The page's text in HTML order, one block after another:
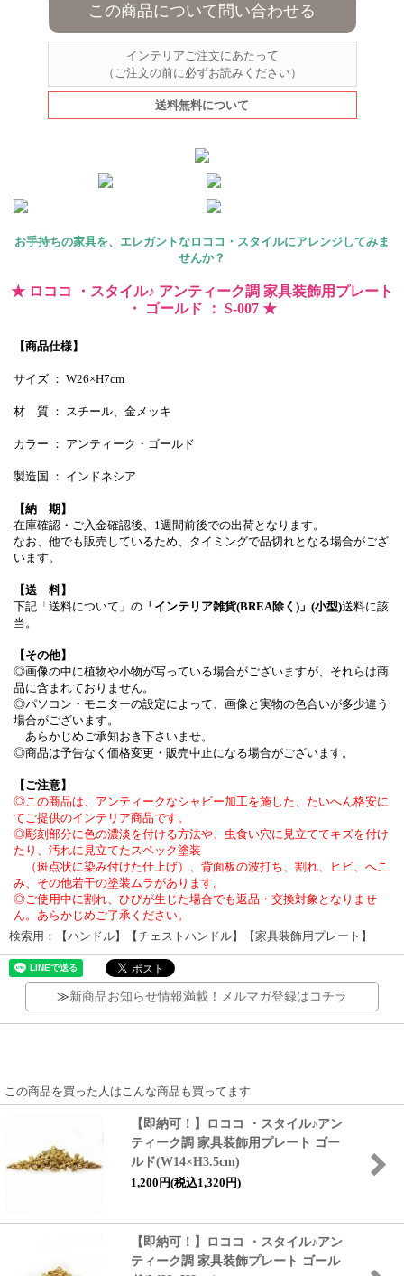
この商品について問い合わせる
インテリアご注文にあたって
（ご注文の前に必ずお読みください）
送料無料について
お手持ちの家具を、エレガントなロココ・スタイルにアレンジしてみま
せんか？
★ ロココ ・スタイル♪ アンティーク調 家具装飾用プレート
・ ゴールド ： S-007 ★
【商品仕様】
サイズ ： W26×H7cm
材 質 ： スチール、金メッキ
カラー ： アンティーク・ゴールド
製造国 ： インドネシア
【納 期】
在庫確認・ご入金確認後、1週間前後での出荷となります。
なお、他でも販売しているため、タイミングで品切れとなる場合がござ
います。
【送 料】
下記「送料について」の 「インテリア雑貨(BREA除く)」(小型)送料に該
当。
【その他】
◎画像の中に植物や小物が写っている場合がございますが、それらは商
品に含まれておりません。
◎パソコン・モニターの設定によって、画像と実物の色合いが多少違う
場合がございます。
あらかじめご承知おき下さいませ。
◎商品は予告なく価格変更・販売中止になる場合がございます。
【ご注意】
◎この商品は、アンティークなシャビー加工を施した、たいへん格安に
てご提供のインテリア商品です。
◎彫刻部分に色の濃淡を付ける方法や、虫食い穴に見立ててキズを付け
たり、汚れに見立てたスペック塗装
（斑点状に染み付けた仕上げ）、背面板の波打ち、割れ、ヒビ、へこ
み、その他若干の塗装ムラがあります。
◎ご使用中に割れ、ひびが生じた場合でも返品・交換対象となりませ
ん。あらかじめご了承ください。
検索用：【ハンドル】【チェストハンドル】【家具装飾用プレート】
≫新商品お知らせ情報満載！メルマガ登録はコチラ
この商品を買った人はこんな商品も買ってます
【即納可！】ロココ ・スタイル♪アン
ティーク調 家具装飾用プレート ゴー
ルド(W14×H3.5cm)
1,200円(税込1,320円)
【即納可！】ロココ ・スタイル♪アン
ティーク調 家具装飾プレート ゴール